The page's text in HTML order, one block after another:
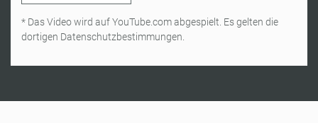
* Das Video wird auf YouTube.com abgespielt. Es gelten die
dortigen Datenschutzbestimmungen.